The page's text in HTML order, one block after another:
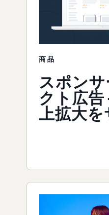
商品
スポン
クト広告
上拡大を